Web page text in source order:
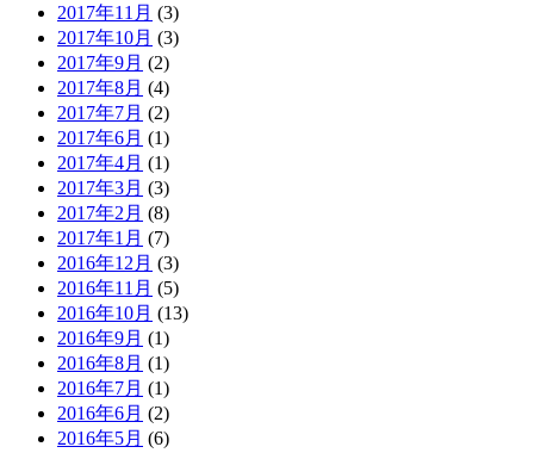
2017年11月 (3)
2017年10月 (3)
2017年9月 (2)
2017年8月 (4)
2017年7月 (2)
2017年6月 (1)
2017年4月 (1)
2017年3月 (3)
2017年2月 (8)
2017年1月 (7)
2016年12月 (3)
2016年11月 (5)
2016年10月 (13)
2016年9月 (1)
2016年8月 (1)
2016年7月 (1)
2016年6月 (2)
2016年5月 (6)